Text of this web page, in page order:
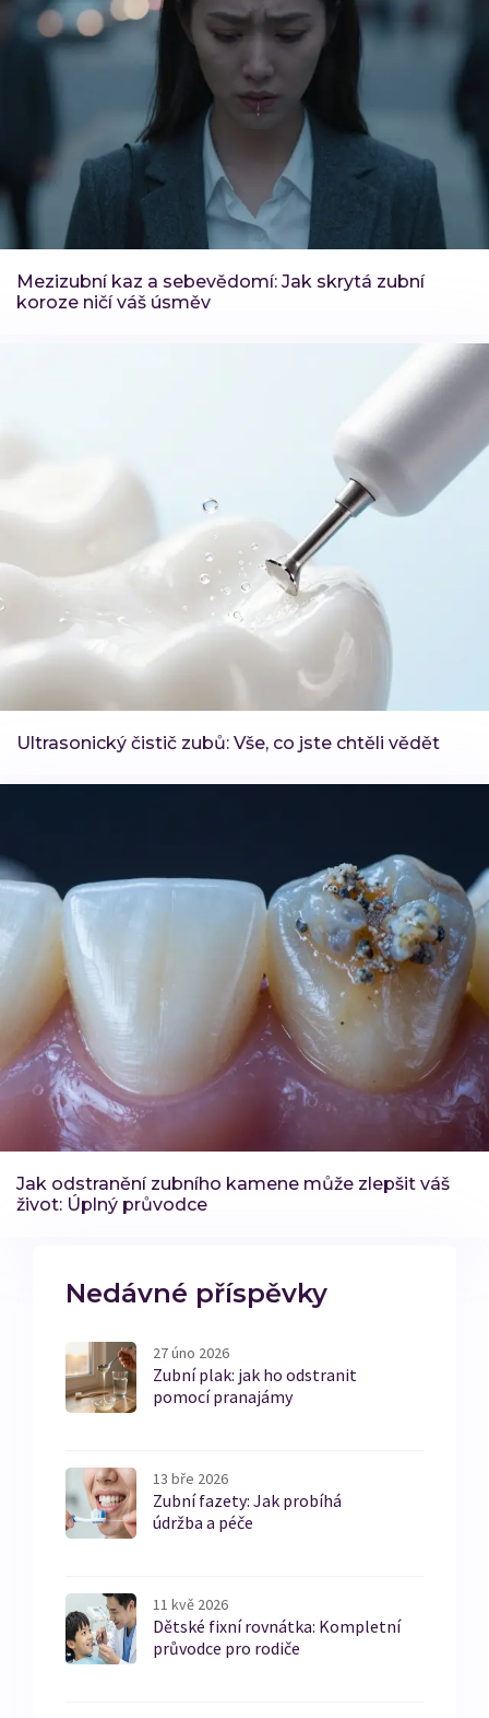
Mezizubní kaz a sebevědomí: Jak skrytá zubní
koroze ničí váš úsměv
Ultrasonický čistič zubů: Vše, co jste chtěli vědět
Jak odstranění zubního kamene může zlepšit váš
život: Úplný průvodce
Nedávné příspěvky
27 úno 2026
Zubní plak: jak ho odstranit
pomocí pranajámy
13 bře 2026
Zubní fazety: Jak probíhá
údržba a péče
11 kvě 2026
Dětské fixní rovnátka: Kompletní
průvodce pro rodiče